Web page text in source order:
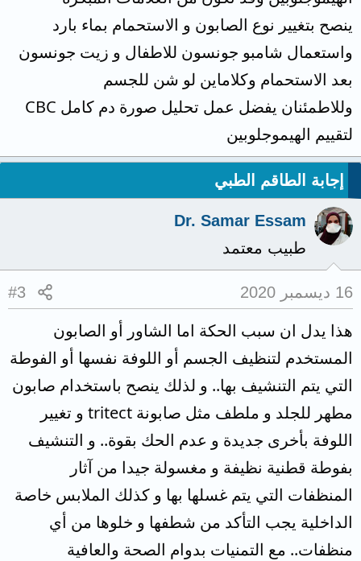
ينصح بتغيير نوع الصابون و الاستحمام بماء بارد
واستعمال شامبو جونسون للاطفال و زيت جونسون
بعد الاستحمام وكلاماين لو شن للجسم
وللاطمئنان يفضل عمل تحليل صورة دم كامل CBC
لتقييم الهيموجلوبين
إجابة الطاقم الطبي
Dr. Samar Essam
طبيب معتمد
16 ديسمبر 2020 #3
هذا يدل ان سبب الحكة اما الشاور أو الصابون
المستخدم لتنظيف الجسم أو اللوفة نفسها أو الفوطة
التي يتم التنشيف بها.. و لذلك ينصح باستخدام صابون
مطهر للجلد و ملطف مثل صابونة tritect و تغيير
اللوفة بأخرى جديدة و عدم الحك بقوة.. و التنشيف
بفوطة قطنية نظيفة و مغسولة جيدا من آثار
المنظفات التي يتم غسلها بها و كذلك الملابس خاصة
الداخلية يجب التأكد من شطفها و خلوها من أي
منظفات.. مع التمنيات بدوام الصحة والعافية